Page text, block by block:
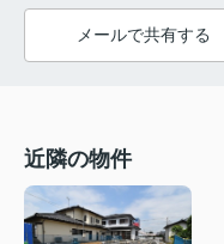
メールで共有する
近隣の物件